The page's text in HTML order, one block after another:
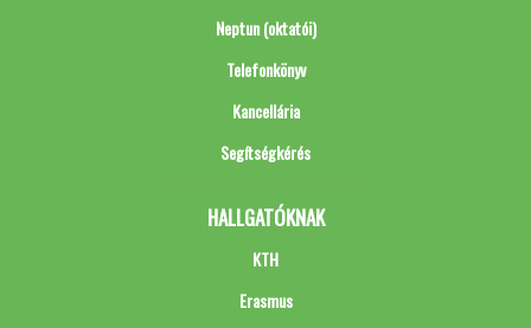
Neptun (oktatói)
Telefonkönyv
Kancellária
Segítségkérés
HALLGATÓKNAK
KTH
Erasmus